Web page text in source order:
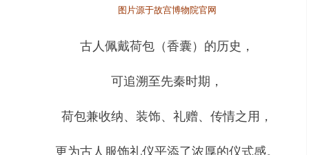
图片源于故宫博物院官网
古人佩戴荷包（香囊）的历史，
可追溯至先秦时期，
荷包兼收纳、装饰、礼赠、传情之用，
更为古人服饰礼仪平添了浓厚的仪式感。